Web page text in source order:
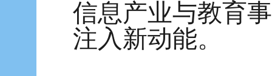
信息产业与教育
注入新动能。